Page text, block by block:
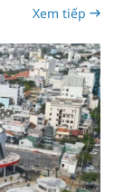
Xem tiếp